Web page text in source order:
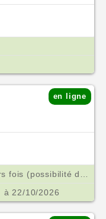
en ligne
à 22/10/2026